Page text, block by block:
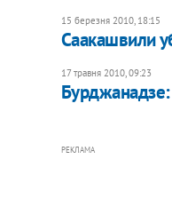
15 березня 2010, 18:15
Саакашвили
17 травня 2010, 09:23
РЕКЛАМА